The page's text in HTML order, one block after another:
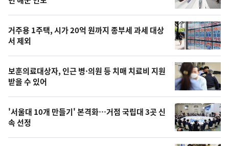
신,
늘
의
영
상
오
늘
스
거주용 1주택, 시가 20억 원까지 종부세 과세 대상
서 제외
보훈의료대상자, 인근 병·의원 등 치매 치료비 지원
받을 수 있어
'서울대 10개 만들기' 본격화…거점 국립대 3곳 신
속 선정